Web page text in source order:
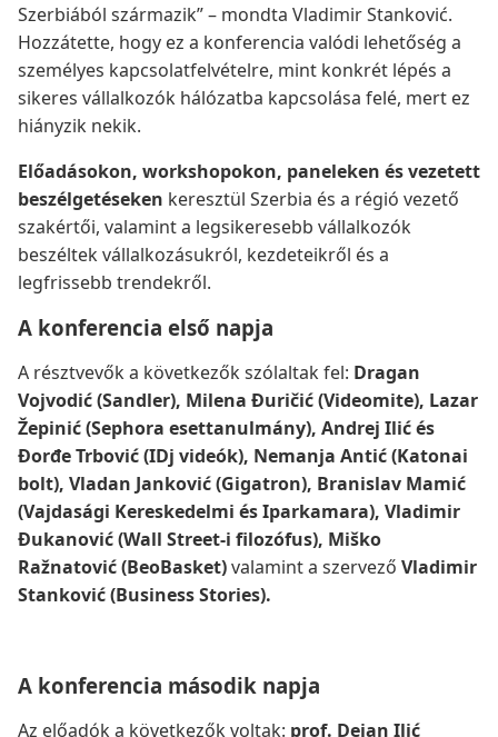
Szerbiából származik” – mondta Vladimir Stanković.
Hozzátette, hogy ez a konferencia valódi lehetőség a
személyes kapcsolatfelvételre, mint konkrét lépés a
sikeres vállalkozók hálózatba kapcsolása felé, mert ez
hiányzik nekik.
Előadásokon, workshopokon, paneleken és vezetett
beszélgetéseken keresztül Szerbia és a régió vezető
szakértői, valamint a legsikeresebb vállalkozók
beszéltek vállalkozásukról, kezdeteikről és a
legfrissebb trendekről.
A konferencia első napja
A résztvevők a következők szólaltak fel: Dragan
Vojvodić (Sandler), Milena Đuričić (Videomite), Lazar
Žepinić (Sephora esettanulmány), Andrej Ilić és
Đorđe Trbović (IDj videók), Nemanja Antić (Katonai
bolt), Vladan Janković (Gigatron), Branislav Mamić
(Vajdasági Kereskedelmi és Iparkamara), Vladimir
Đukanović (Wall Street-i filozófus), Miško
Ražnatović (BeoBasket)valamint a szervező Vladimir
Stanković (Business Stories).
A konferencia második napja
Az előadók a következők voltak: prof. Dejan Ilić